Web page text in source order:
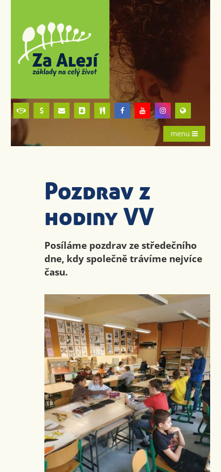
menu
Pozdrav z
hodiny VV
Posíláme pozdrav ze středečního
dne, kdy společně trávíme nejvíce
času.